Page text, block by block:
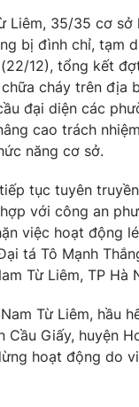
Đài Truyền hình Việt
báo VTV
báo in và báo điện
Thanh Thủy
Nguyễn Thị Mỹ Hạnh,
355 931 - 024.38
VTV:
024-7300.7108
Liêm, 35/35 cơ sở
bị đình chỉ, tạm
12), tổng kết
cháy trên địa
đại diện các
cao trách
năng cơ sở.
tục tuyên
với công an
việc hoạt động
tá Tô Mạnh
Từ Liêm, TP Hà
Từ Liêm, hầu
Cầu Giấy, huyện
hoạt động do